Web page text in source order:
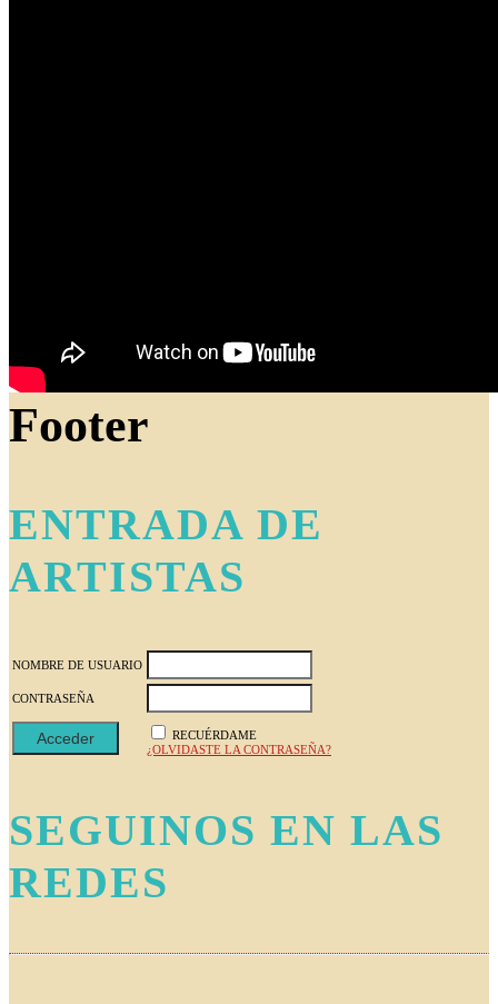
Footer
ENTRADA DE
ARTISTAS
NOMBRE DE USUARIO
CONTRASEÑA
RECUÉRDAME
¿OLVIDASTE LA CONTRASEÑA?
SEGUINOS EN LAS
REDES